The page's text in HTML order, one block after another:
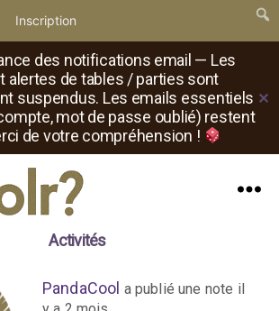
des notifications email — Les
alertes de tables / parties sont
suspendus. Les emails essentiels
mot de passe oublié) restent
de votre compréhension !
✕
Inscription
Activités
PandaCool a publié une note il